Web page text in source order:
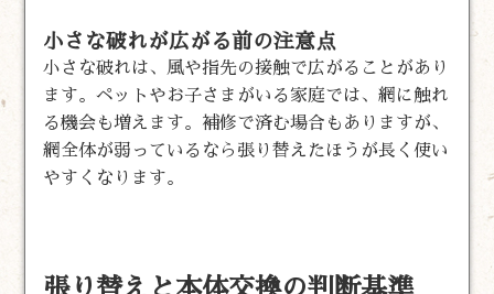
小さな破れが広がる前の注意点
小さな破れは、風や指先の接触で広がることがあり
ます。ペットやお子さまがいる家庭では、網に触れ
る機会も増えます。補修で済む場合もありますが、
網全体が弱っているなら張り替えたほうが長く使い
やすくなります。
張り替えと本体交換の判断基準